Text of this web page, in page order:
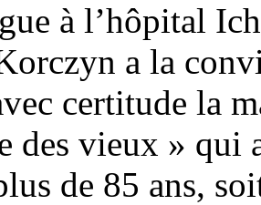
à l’hôpital
a la
certitude la
des vieux » qui
de 85 ans,